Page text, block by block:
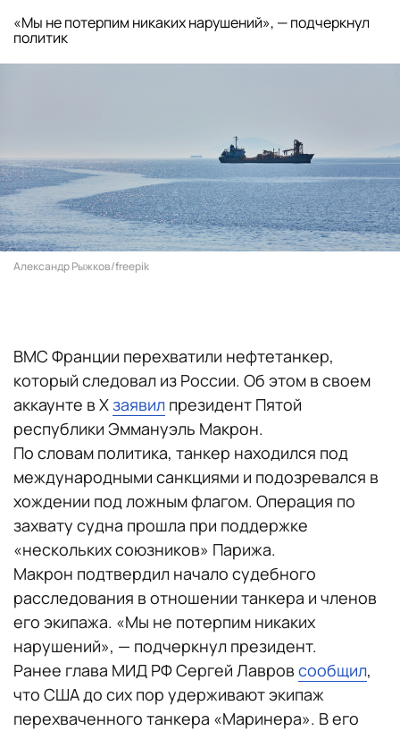
«Мы не потерпим никаких нарушений», — подчеркнул
политик
Александр Рыжков/freepik
ВМС Франции перехватили нефтетанкер,
который следовал из России. Об этом в своем
аккаунте в Xзаявил президент Пятой
республики Эммануэль Макрон.
По словам политика, танкер находился под
международными санкциями и подозревался в
хождении под ложным флагом. Операция по
захвату судна прошла при поддержке
«нескольких союзников» Парижа.
Макрон подтвердил начало судебного
расследования в отношении танкера и членов
его экипажа. «Мы не потерпим никаких
нарушений», — подчеркнул президент.
Ранее глава МИД РФ Сергей Лавров сообщил,
что США до сих пор удерживают экипаж
перехваченного танкера «Маринера». В его